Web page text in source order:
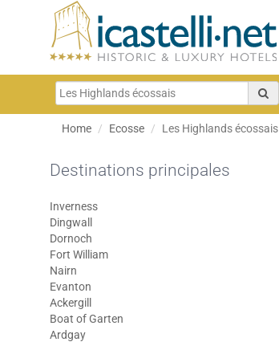
Home Ecosse Les Highlands écossais
Destinations principales
Inverness
Dingwall
Dornoch
Fort William
Nairn
Evanton
Ackergill
Boat of Garten
Ardgay